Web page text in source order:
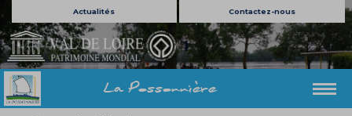
Actualités Contactez-nous
La Possonnière